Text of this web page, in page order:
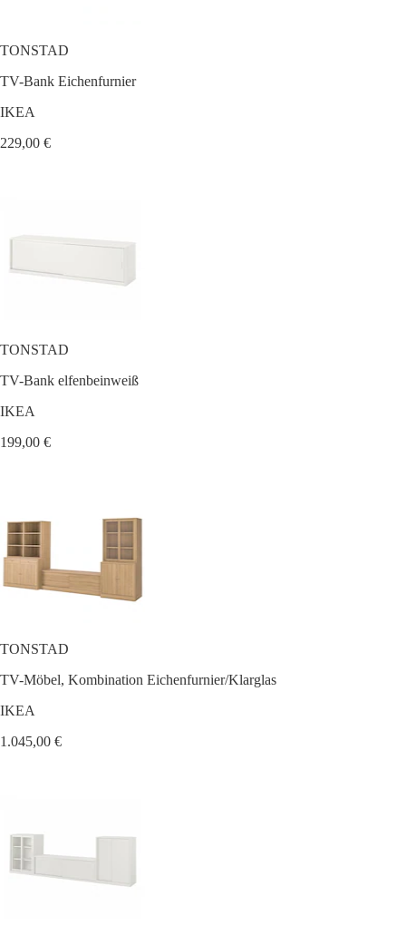
TONSTAD
TV-Bank Eichenfurnier
IKEA
229,00 €
TONSTAD
TV-Bank elfenbeinweiß
IKEA
199,00 €
TONSTAD
TV-Möbel, Kombination Eichenfurnier/Klarglas
IKEA
1.045,00 €